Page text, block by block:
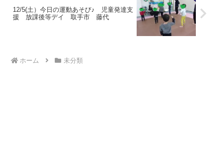
12/5(土）今日の運動あそび♪ 児童発達支
援 放課後等デイ 取手市 藤代
ホーム 未分類